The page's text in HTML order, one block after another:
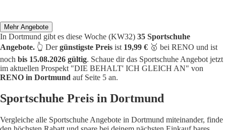
Mehr Angebote
In Dortmund gibt es diese Woche (KW32) 35 Sportschuhe
Angebote. 👆 Dergünstigste Preis ist 19,99 € 🥇 bei RENO und ist
noch bis 15.08.2026 gültig. Schaue dir das Sportschuhe Angebot jetzt
im aktuellen Prospekt "DIE BEHALT' ICH GLEICH AN" von
RENO in Dortmund auf Seite 5 an.
Sportschuhe Preis in Dortmund
Vergleiche alle Sportschuhe Angebote in Dortmund miteinander, finde